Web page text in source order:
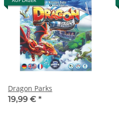
Dragon Parks
19,99 € *